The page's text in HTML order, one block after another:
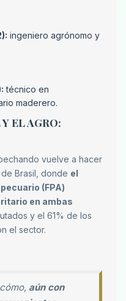
ingeniero agrónomo y
técnico en
maderero.
EL AGRO:
vuelve a hacer
Brasil, donde el
(FPA)
en ambas
y el 61% de los
el sector.
aún con